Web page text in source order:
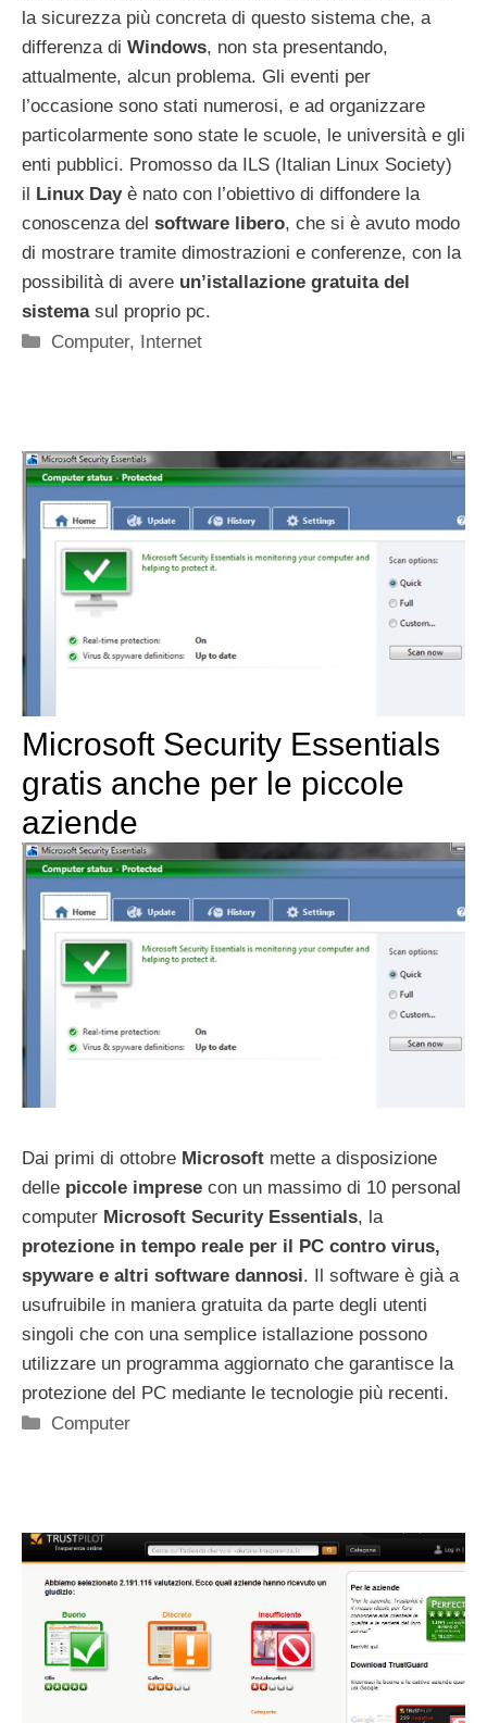
la sicurezza più concreta di questo sistema che, a
differenza di Windows, non sta presentando,
attualmente, alcun problema. Gli eventi per
l’occasione sono stati numerosi, e ad organizzare
particolarmente sono state le scuole, le università e gli
enti pubblici. Promosso da ILS (Italian Linux Society)
il Linux Dayè nato con l’obiettivo di diffondere la
conoscenza del software libero, che si è avuto modo
di mostrare tramite dimostrazioni e conferenze, con la
possibilità di avere un’istallazione gratuita del
sistemasul proprio pc.
Categorie
Computer, Internet
Microsoft Security Essentials
gratis anche per le piccole
aziende
Dai primi di ottobre Microsoft mette a disposizione
delle piccole imprese con un massimo di 10 personal
computer Microsoft Security Essentials, la
protezione in tempo reale per il PC contro virus,
spyware e altri software dannosi. Il software è già a
usufruibile in maniera gratuita da parte degli utenti
singoli che con una semplice istallazione possono
utilizzare un programma aggiornato che garantisce la
protezione del PC mediante le tecnologie più recenti.
Categorie
Computer